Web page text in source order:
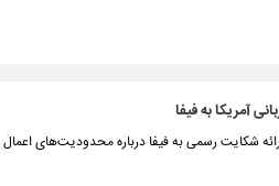
آمریکا به فیفا